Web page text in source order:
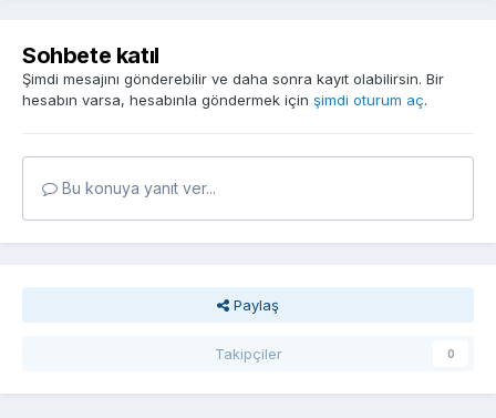
Sohbete katıl
Şimdi mesajını gönderebilir ve daha sonra kayıt olabilirsin. Bir
hesabın varsa, hesabınla göndermek için şimdi oturum aç.
Bu konuya yanıt ver...
Paylaş
Takipçiler 0